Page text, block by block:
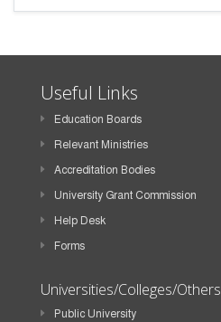
Useful Links
Education Boards
Relevant Ministries
Accreditation Bodies
University Grant Commission
Help Desk
Forms
Universities/Colleges/Others
Public University